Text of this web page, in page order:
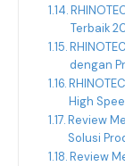
Terbaik
dengan
High
Review
Solusi
Review